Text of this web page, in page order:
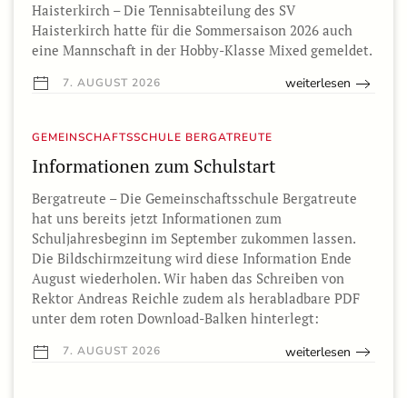
Haisterkirch – Die Tennisabteilung des SV
Haisterkirch hatte für die Sommersaison 2026 auch
eine Mannschaft in der Hobby-Klasse Mixed gemeldet.
7. AUGUST 2026 weiterlesen
GEMEINSCHAFTSSCHULE BERGATREUTE
Informationen zum Schulstart
Bergatreute – Die Gemeinschaftsschule Bergatreute
hat uns bereits jetzt Informationen zum
Schuljahresbeginn im September zukommen lassen.
Die Bildschirmzeitung wird diese Information Ende
August wiederholen. Wir haben das Schreiben von
Rektor Andreas Reichle zudem als herabladbare PDF
unter dem roten Download-Balken hinterlegt:
7. AUGUST 2026 weiterlesen